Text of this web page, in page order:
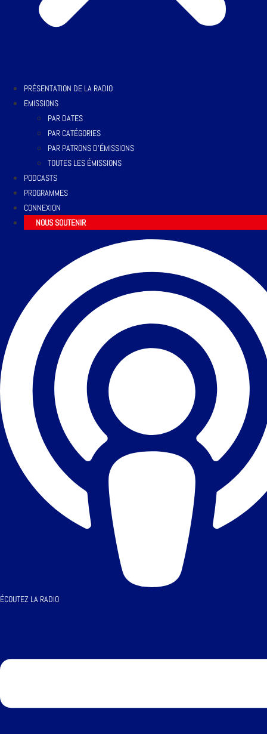
PRÉSENTATION DE LA RADIO
EMISSIONS
PAR DATES
PAR CATÉGORIES
PAR PATRONS D’ÉMISSIONS
TOUTES LES ÉMISSIONS
PODCASTS
PROGRAMMES
CONNEXION
NOUS SOUTENIR
ÉCOUTEZ LA RADIO